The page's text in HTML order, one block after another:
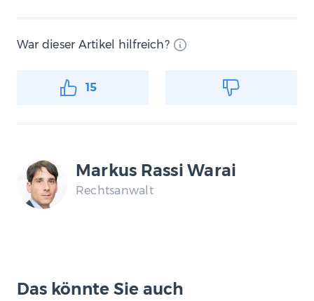
War dieser Artikel hilfreich?
15
Markus Rassi Warai
Rechtsanwalt
Das könnte Sie auch